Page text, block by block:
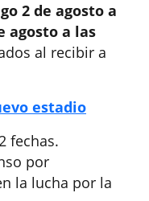
2 de agosto a
agosto a las
al recibir a
estadio
fechas.
por
la lucha por la